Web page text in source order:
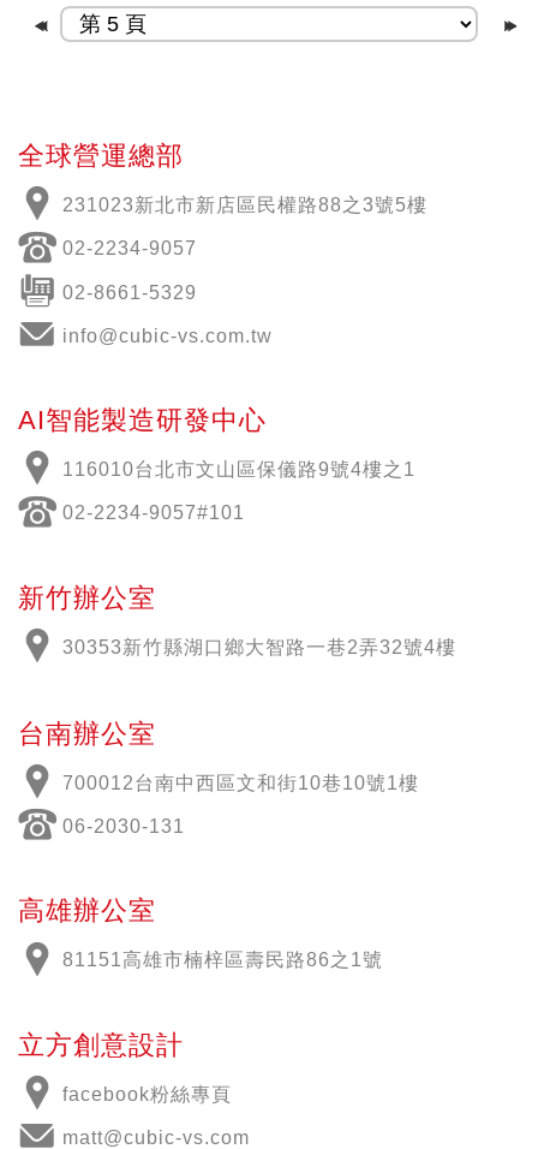
全球營運總部
231023新北市新店區民權路88之3號5樓
02-2234-9057
02-8661-5329
info@cubic-vs.com.tw
AI智能製造研發中心
116010台北市文山區保儀路9號4樓之1
02-2234-9057#101
新竹辦公室
30353新竹縣湖口鄉大智路一巷2弄32號4樓
台南辦公室
700012台南中西區文和街10巷10號1樓
06-2030-131
高雄辦公室
81151高雄市楠梓區壽民路86之1號
立方創意設計
facebook粉絲專頁
matt@cubic-vs.com